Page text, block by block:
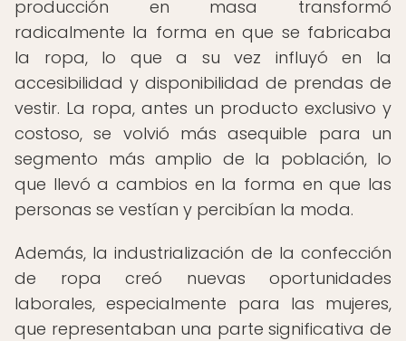
producción en masa transformó
radicalmente la forma en que se fabricaba
la ropa, lo que a su vez influyó en la
accesibilidad y disponibilidad de prendas de
vestir. La ropa, antes un producto exclusivo y
costoso, se volvió más asequible para un
segmento más amplio de la población, lo
que llevó a cambios en la forma en que las
personas se vestían y percibían la moda.
Además, la industrialización de la confección
de ropa creó nuevas oportunidades
laborales, especialmente para las mujeres,
que representaban una parte significativa de